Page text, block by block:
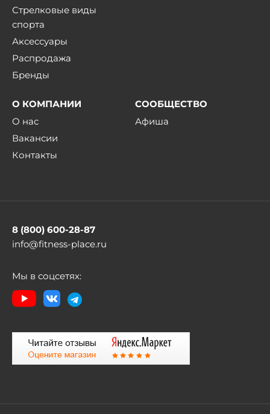
Стрелковые виды
спорта
Аксессуары
Распродажа
Бренды
О КОМПАНИИ
О нас
Вакансии
Контакты
СООБЩЕСТВО
Афиша
8 (800) 600-28-87
info@fitness-place.ru
Мы в соцсетях: